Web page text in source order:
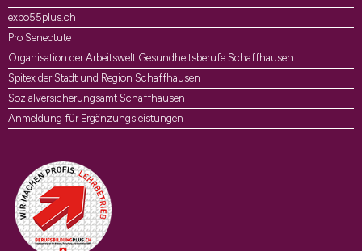
expo55plus.ch
Pro Senectute
Organisation der Arbeitswelt Gesundheitsberufe Schaffhausen
Spitex der Stadt und Region Schaffhausen
Sozialversicherungsamt Schaffhausen
Anmeldung für Ergänzungsleistungen
Auszeichnungen